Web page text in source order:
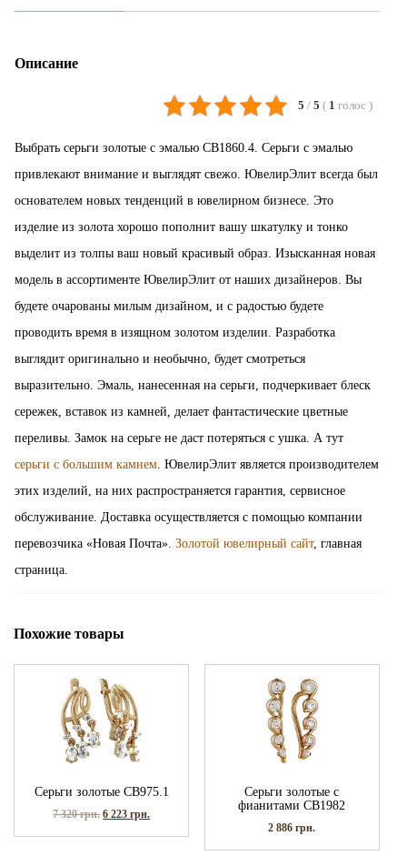
Описание
5 / 5 ( 1 голос )
Выбрать серьги золотые с эмалью СВ1860.4. Серьги с эмалью
привлекают внимание и выглядят свежо. ЮвелирЭлит всегда был
основателем новых тенденций в ювелирном бизнесе. Это
изделие из золота хорошо пополнит вашу шкатулку и тонко
выделит из толпы ваш новый красивый образ. Изысканная новая
модель в ассортименте ЮвелирЭлит от наших дизайнеров. Вы
будете очарованы милым дизайном, и с радостью будете
проводить время в изящном золотом изделии. Разработка
выглядит оригинально и необычно, будет смотреться
выразительно. Эмаль, нанесенная на серьги, подчеркивает блеск
сережек, вставок из камней, делает фантастические цветные
переливы. Замок на серьге не даст потеряться с ушка. А тут
серьги с большим камнем . ЮвелирЭлит является производителем
этих изделий, на них распространяется гарантия, сервисное
обслуживание. Доставка осуществляется с помощью компании
перевозчика «Новая Почта». Золотой ювелирный сайт, главная
страница.
Похожие товары
Серьги золотые СВ975.1
7 320грн. 6 223грн.
Серьги золотые с
фианитами СВ1982
2 886грн.